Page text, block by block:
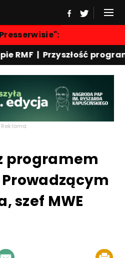
| Przyszłość
Reklama
programem
szef MWE